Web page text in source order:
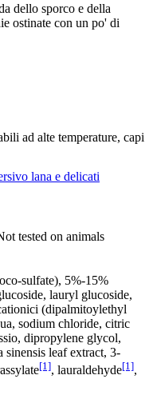
dello sporco e della
ostinate con un po' di
ad alte temperature, capi
lana e delicati
tested on animals
sulfate), 5%-15%
lauryl glucoside,
(dipalmitoylethyl
sodium chloride, citric
dipropylene glycol,
sinensis leaf extract, 3-
[1], lauraldehyde[1],